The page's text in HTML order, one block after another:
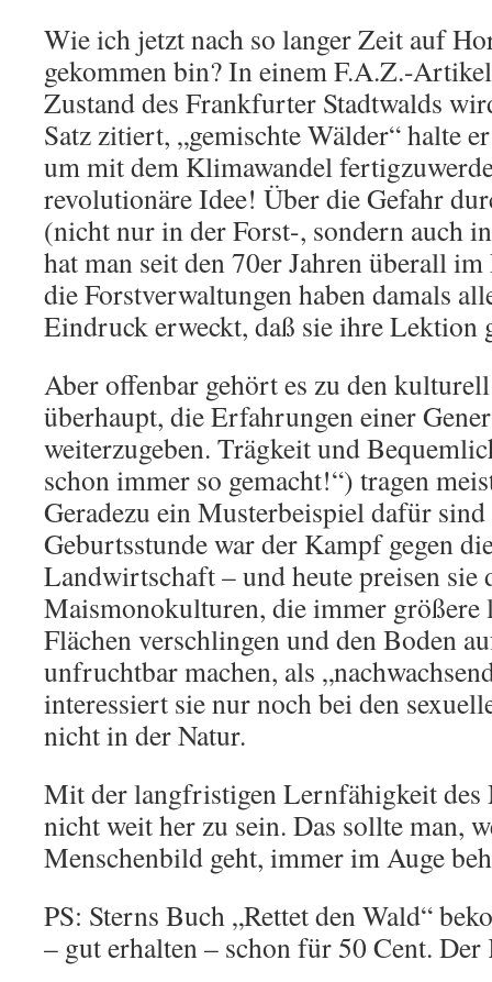
Wie ich jetzt nach so langer Zeit auf
gekommen bin? In einem F.A.Z.-
Zustand des Frankfurter Stadtwalds
Satz zitiert, „gemischte Wälder“ halte
um mit dem Klimawandel
revolutionäre Idee! Über die Gefahr
(nicht nur in der Forst-, sondern auch
hat man seit den 70er Jahren überall
die Forstverwaltungen haben damals
Eindruck erweckt, daß sie ihre Lektion
Aber offenbar gehört es zu den
überhaupt, die Erfahrungen einer
weiterzugeben. Trägkeit und
schon immer so gemacht!“) tragen
Geradezu ein Musterbeispiel dafür
Geburtsstunde war der Kampf gegen
Landwirtschaft – und heute preisen sie
Maismonokulturen, die immer
Flächen verschlingen und den Boden
unfruchtbar machen, als
interessiert sie nur noch bei den
nicht in der Natur.
Mit der langfristigen Lernfähigkeit des
nicht weit her zu sein. Das sollte man,
Menschenbild geht, immer im Auge
PS: Sterns Buch „Rettet den Wald“
– gut erhalten – schon für 50 Cent.